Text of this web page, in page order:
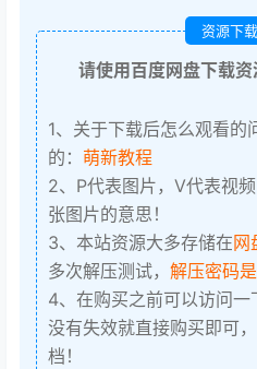
资源下
请使用百度网盘下载资
1、关于下载后怎么观看的
的： 萌新教程
2、P代表图片，V代表视
张图片的意思！
3、本站资源大多存储在网
多次解压测试， 解压密码
4、在购买之前可以访问一
没有失效就直接购买即可
档！